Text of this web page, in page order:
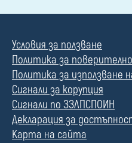
Условия за ползване
Политика за
Политика за използване
Сигнали за корупция
Сигнали по ЗЗЛПСПОИН
Декларация за
Карта на сайта